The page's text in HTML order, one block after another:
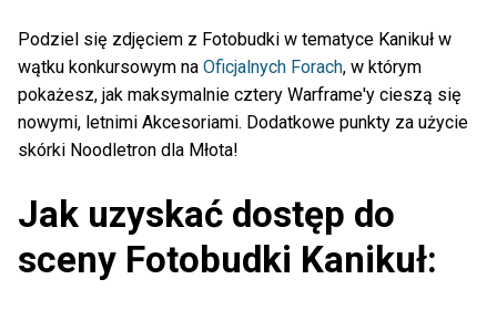
Podziel się zdjęciem z Fotobudki w tematyce Kanikuł w
wątku konkursowym na Oficjalnych Forach, w którym
pokażesz, jak maksymalnie cztery Warframe'y cieszą się
nowymi, letnimi Akcesoriami. Dodatkowe punkty za użycie
skórki Noodletron dla Młota!
Jak uzyskać dostęp do
sceny Fotobudki Kanikuł: